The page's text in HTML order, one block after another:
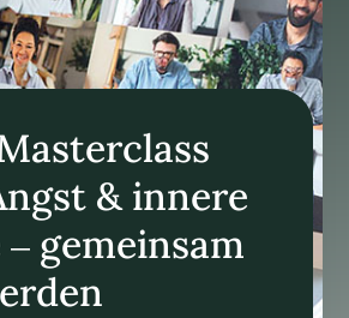
& innere
gemeinsam